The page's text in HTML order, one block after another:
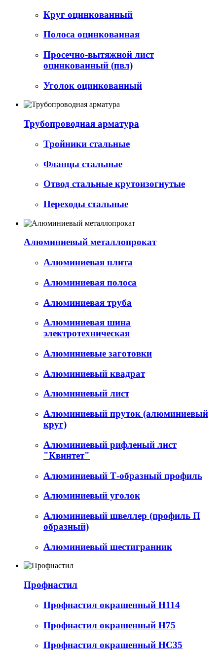
Круг оцинкованный
Полоса оцинкованная
Просечно-вытяжной лист
оцинкованный (пвл)
Уголок оцинкованный
Трубопроводная арматура
Тройники стальные
Фланцы стальные
Отвод стальные крутоизогнутые
Переходы стальные
Алюминиевый металлопрокат
Алюминиевая плита
Алюминиевая полоса
Алюминиевая труба
Алюминиевая шина
электротехническая
Алюминиевые заготовки
Алюминиевый квадрат
Алюминиевый лист
Алюминиевый пруток (алюминиевый
круг)
Алюминиевый рифленый лист
"Квинтет"
Алюминиевый Т-образный профиль
Алюминиевый уголок
Алюминиевый швеллер (профиль П
образный)
Алюминиевый шестигранник
Профнастил
Профнастил окрашенный Н114
Профнастил окрашенный Н75
Профнастил окрашенный НС35